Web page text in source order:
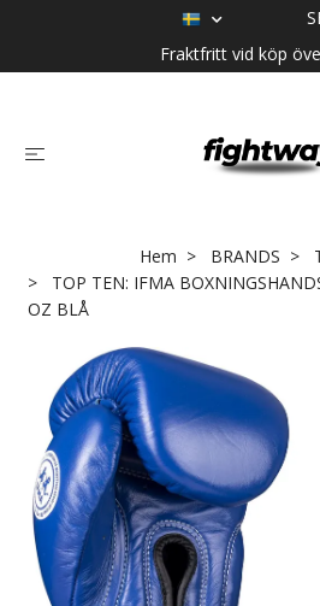
Fraktfritt vid köp
Hem BRANDS
TOP TEN: IFMA
OZ BLÅ